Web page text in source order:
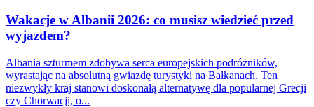
Wakacje w Albanii 2026: co musisz wiedzieć przed
wyjazdem?
Albania szturmem zdobywa serca europejskich podróżników,
wyrastając na absolutną gwiazdę turystyki na Bałkanach. Ten
niezwykły kraj stanowi doskonałą alternatywę dla popularnej Grecji
czy Chorwacji, o...